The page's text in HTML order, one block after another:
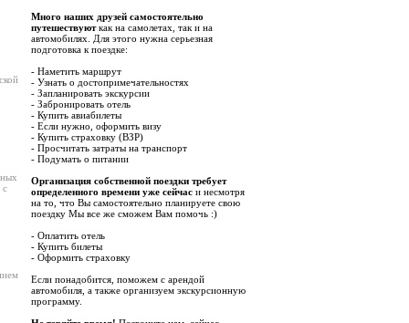
с
Много наших друзей самостоятельно
путешествуюткак на самолетах, так и на
автомобилях. Для этого нужна серьезная
подготовка к поездке:
- Наметить маршрут
- Узнать о достопримечательностях
- Запланировать экскурсии
- Забронировать отель
- Купить авиабилеты
- Если нужно, оформить визу
- Купить страховку (ВЗР)
- Просчитать затраты на транспорт
- Подумать о питании
Организация собственной поездки требует
определенного времени уже сейчас и несмотря
на то, что Вы самостоятельно планируете свою
поездку Мы все же сможем Вам помочь :)
- Оплатить отель
- Купить билеты
- Оформить страховку
Если понадобится, поможем с арендой
автомобиля, а также организуем экскурсионную
программу.